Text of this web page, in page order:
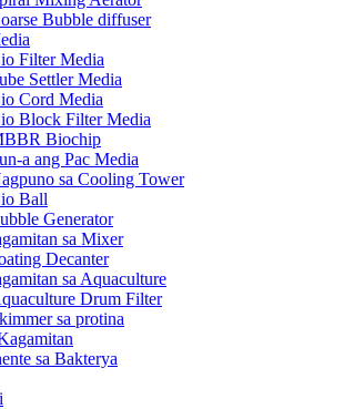
Bubble diffuser
Filter Media
Settler Media
Cord Media
Block Filter Media
Biochip
a ang Pac Media
sa Cooling Tower
Ball
Generator
sa Mixer
Decanter
sa Aquaculture
Drum Filter
sa protina
sa Bakterya